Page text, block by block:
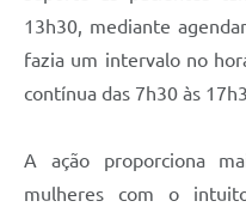
COPIR - Coordenadoria de
Obras
13h30, mediante
fazia um intervalo no
contínua das 7h30 às
A ação proporciona
mulheres com o